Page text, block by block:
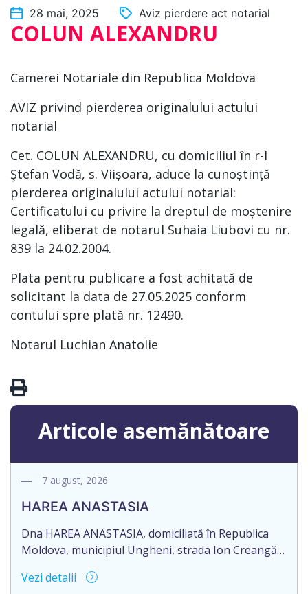
28 mai, 2025 Aviz pierdere act notarial
COLUN ALEXANDRU
Camerei Notariale din Republica Moldova
AVIZ privind pierderea originalului actului
notarial
Cet. COLUN ALEXANDRU, cu domiciliul în r-l
Ştefan Vodă, s. Viișoara, aduce la cunoștință
pierderea originalului actului notarial:
Certificatului cu privire la dreptul de moștenire
legală, eliberat de notarul Suhaia Liubovi cu nr.
839 la 24.02.2004.
Plata pentru publicare a fost achitată de
solicitant la data de 27.05.2025 conform
contului spre plată nr. 12490.
Notarul Luchian Anatolie
Articole asemănătoare
7 august, 2026
HAREA ANASTASIA
Dna HAREA ANASTASIA, domiciliată în Republica
Moldova, municipiul Ungheni, strada Ion Creangă
domiciliat în Republica Moldova, raionul Orhei,
Vezi detalii